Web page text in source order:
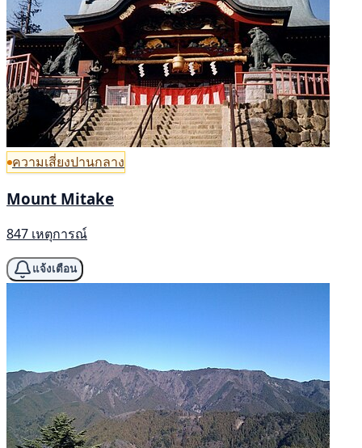
ความเสี่ยงปานกลาง
Mount Mitake
847 เหตุการณ์
แจ้งเตือน